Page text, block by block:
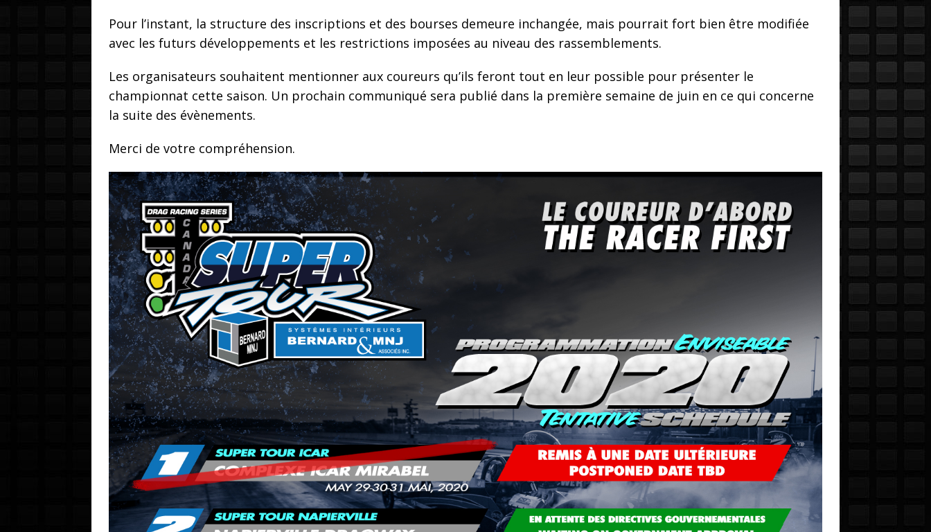
Pour l’instant, la structure des inscriptions et des bourses demeure inchangée, mais pourrait fort bien être modifiée
avec les futurs développements et les restrictions imposées au niveau des rassemblements.
Les organisateurs souhaitent mentionner aux coureurs qu’ils feront tout en leur possible pour présenter le
championnat cette saison. Un prochain communiqué sera publié dans la première semaine de juin en ce qui concerne
la suite des évènements.
Merci de votre compréhension.